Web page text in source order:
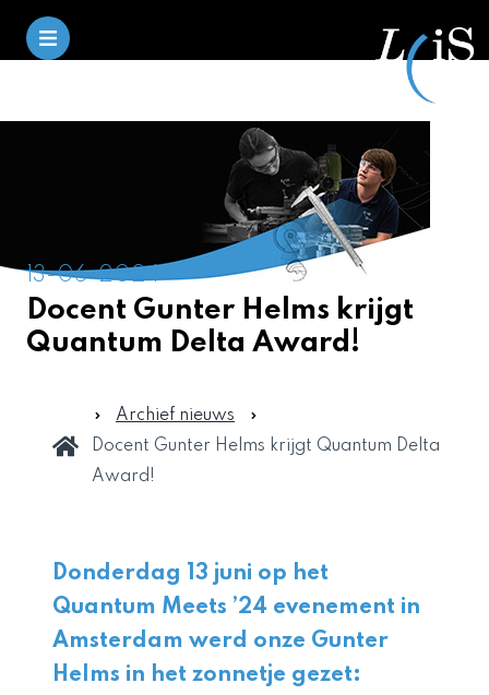
13-06-2024
Docent Gunter Helms krijgt
Quantum Delta Award!
Archief nieuws
Docent Gunter Helms krijgt Quantum Delta
Award!
Donderdag 13 juni op het
Quantum Meets ’24 evenement in
Amsterdam werd onze Gunter
Helms in het zonnetje gezet: